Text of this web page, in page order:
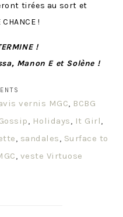
tirées au sort et
!
!
Manon E et Solène !
vernis MGC, BCBG
, Holidays, It Girl,
, sandales, Surface to
, veste Virtuose